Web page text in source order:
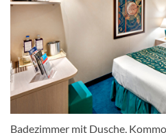
CHF
AUSWÄHLEN
DELUXE SUITE
Badezimmer mit Dusche,